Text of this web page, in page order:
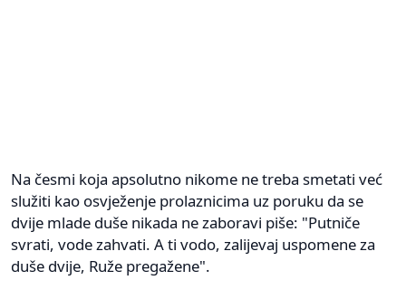
Na česmi koja apsolutno nikome ne treba smetati već
služiti kao osvježenje prolaznicima uz poruku da se
dvije mlade duše nikada ne zaboravi piše: "Putniče
svrati, vode zahvati. A ti vodo, zalijevaj uspomene za
duše dvije, Ruže pregažene".